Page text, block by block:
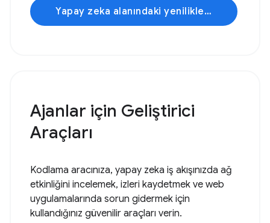
Yapay zeka alanındaki yenilikleri keşfedin
Ajanlar için Geliştirici
Araçları
Kodlama aracınıza, yapay zeka iş akışınızda ağ
etkinliğini incelemek, izleri kaydetmek ve web
uygulamalarında sorun gidermek için
kullandığınız güvenilir araçları verin.